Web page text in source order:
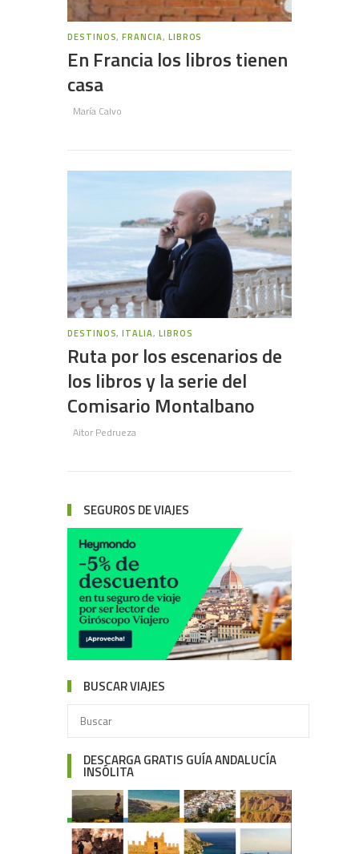
DESTINOS,FRANCIA, LIBROS
En Francia los libros tienen
casa
María Calvo
DESTINOS,ITALIA, LIBROS
Ruta por los escenarios de
los libros y la serie del
Comisario Montalbano
Aitor Pedrueza
SEGUROS DE VIAJES
BUSCAR VIAJES
DESCARGA GRATIS GUÍA ANDALUCÍA
INSÓLITA